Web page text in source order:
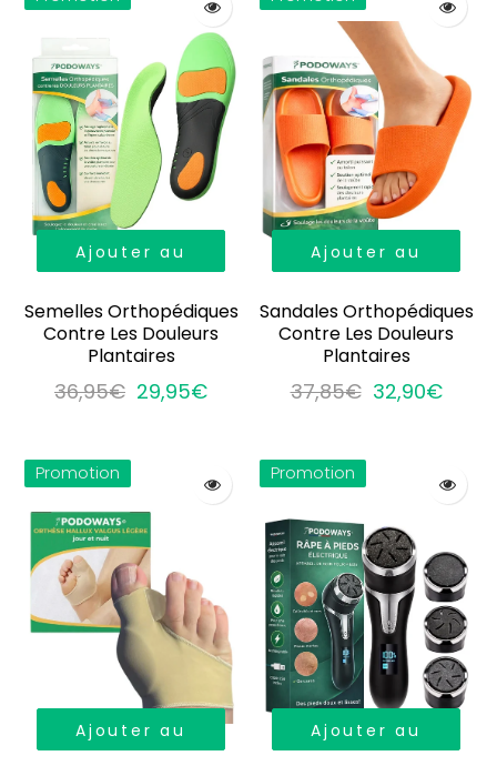
Ajouter au
Semelles Orthopédiques
Contre Les Douleurs
Plantaires
36,95€ 29,95€
Ajouter au
Sandales Orthopédiques
Contre Les Douleurs
Plantaires
37,85€ 32,90€
Promotion
Ajouter au
Promotion
Ajouter au